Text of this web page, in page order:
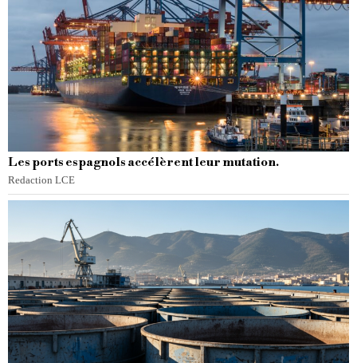
Les ports espagnols accélèrent leur mutation.
Redaction LCE